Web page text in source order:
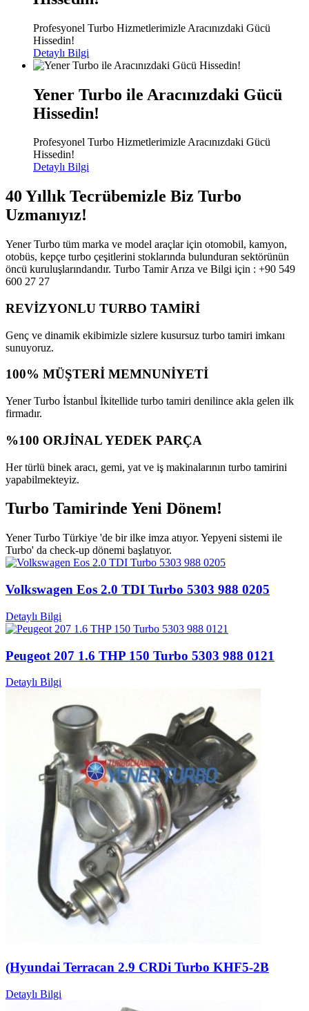
Profesyonel Turbo Hizmetlerimizle Aracınızdaki Gücü
Hissedin!
Detaylı Bilgi
Yener Turbo ile Aracınızdaki Gücü
Hissedin!
Profesyonel Turbo Hizmetlerimizle Aracınızdaki Gücü
Hissedin!
Detaylı Bilgi
40 Yıllık Tecrübemizle Biz Turbo
Uzmanıyız!
Yener Turbo tüm marka ve model araçlar için otomobil, kamyon,
otobüs, kepçe turbo çeşitlerini stoklarında bulunduran sektörünün
öncü kuruluşlarındandır. Turbo Tamir Arıza ve Bilgi için : +90 549
600 27 27
REVİZYONLU TURBO TAMİRİ
Genç ve dinamik ekibimizle sizlere kusursuz turbo tamiri imkanı
sunuyoruz.
100% MÜŞTERİ MEMNUNİYETİ
Yener Turbo İstanbul İkitellide turbo tamiri denilince akla gelen ilk
firmadır.
%100 ORJİNAL YEDEK PARÇA
Her türlü binek aracı, gemi, yat ve iş makinalarının turbo tamirini
yapabilmekteyiz.
Turbo Tamirinde Yeni Dönem!
Yener Turbo Türkiye 'de bir ilke imza atıyor. Yepyeni sistemi ile
Turbo' da check-up dönemi başlatıyor.
Volkswagen Eos 2.0 TDI Turbo 5303 988 0205
Detaylı Bilgi
Peugeot 207 1.6 THP 150 Turbo 5303 988 0121
Detaylı Bilgi
(Hyundai Terracan 2.9 CRDi Turbo KHF5-2B
Detaylı Bilgi